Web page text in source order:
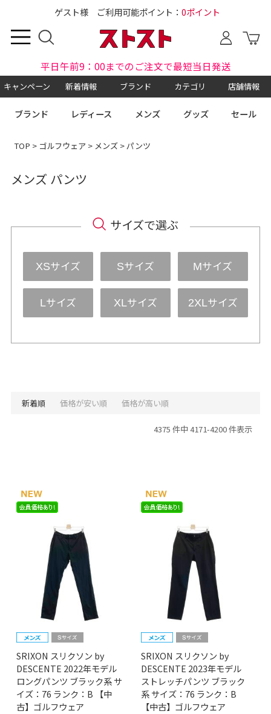
ゲスト様 ご利用可能ポイント： 0ポイント
平日午前9：00までのご注文で最短当日発送
キャンペーン 新着情報 ブランド カテゴリ 店舗情報
ブランド レディース メンズ グッズ セール
TOP > ゴルフウェア > メンズ> パンツ
メンズ パンツ
サイズで選ぶ
XSサイズ Sサイズ Mサイズ
Lサイズ XLサイズ 2XLサイズ
新着順 価格が安い順 価格が高い順
4375 件中 4171-4200 件表示
SRIXON スリクソン by
DESCENTE 2022年モデル
ロングパンツ ブラック系 サ
イズ：76 ランク：B 【中
古】ゴルフウェア
SRIXON スリクソン by
DESCENTE 2023年モデル
ストレッチパンツ ブラック
系 サイズ：76 ランク：B
【中古】ゴルフウェア